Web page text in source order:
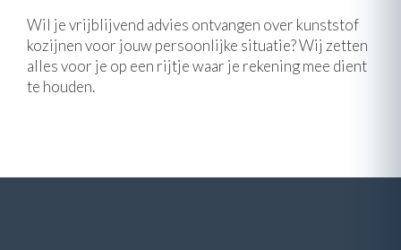
Wil je vrijblijvend advies ontvangen over kunststof
kozijnen voor jouw persoonlijke situatie? Wij zetten
alles voor je op een rijtje waar je rekening mee dient
te houden.